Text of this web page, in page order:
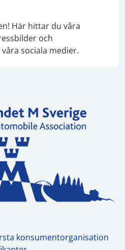
Här hittar du våra
och
sociala medier.
konsumentorganisation